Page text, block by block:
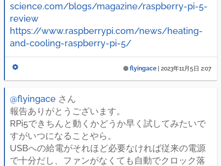
science.com/blogs/magazine/raspberry-pi-5-
review
https://www.raspberrypi.com/news/heating-
and-cooling-raspberry-pi-5/
flyingace 2023年11月5日 2:07
@flyingace さん
報告ありがとうございます。
RPi5できちんと動くかどうか早く試してみたいで
すがいつになることやら。
USBへの給電がそれほど必要なければ従来の電源
で十分だし、ファンがなくても自動でクロック落